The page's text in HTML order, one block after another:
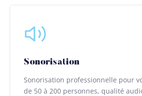
Sonorisation
Sonorisation professionnelle pour
de 50 à 200 personnes, qualité